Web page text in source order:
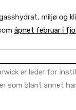
miljø og
åpnet februar i
er leder for
som blant annet